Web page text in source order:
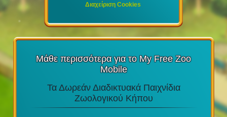
Διαχείριση Cookies
Μάθε περισσότερα για το My Free Zoo
Mobile
Τα Δωρεάν Διαδικτυακά Παιχνίδια
Ζωολογικού Κήπου